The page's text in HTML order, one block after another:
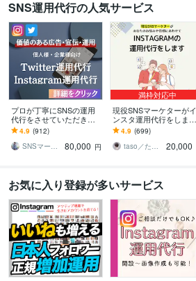
SNS運用代行の人気サービス
プロが丁寧にSNSの運用
代行をさせていただきま
す Instagram運用代行サー
ビス
4.9 (912)
SNSマーケティング「かりん」AsoBi
80,000 円
満枠対応中
現役SNSマーケターがイ
ンスタ運用代行をします
『画像制作のみ』から
『全部おまかせ』まで！
最適プランを提案！
4.9 (699)
taso／たそ｜SNSマーケター
20,000
お気に入り登録が多いサービス